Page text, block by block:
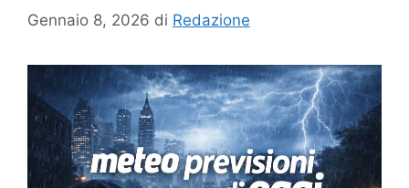
Gennaio 8, 2026 di Redazione